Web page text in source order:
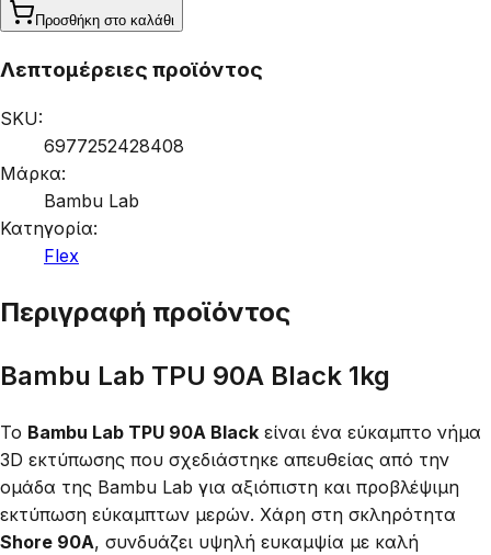
Προσθήκη στο καλάθι
Λεπτομέρειες προϊόντος
SKU:
6977252428408
Μάρκα:
Bambu Lab
Κατηγορία:
Flex
Περιγραφή προϊόντος
Bambu Lab TPU 90A Black 1kg
Το Bambu Lab TPU 90A Black είναι ένα εύκαμπτο νήμα
3D εκτύπωσης που σχεδιάστηκε απευθείας από την
ομάδα της Bambu Lab για αξιόπιστη και προβλέψιμη
εκτύπωση εύκαμπτων μερών. Χάρη στη σκληρότητα
Shore 90A, συνδυάζει υψηλή ευκαμψία με καλή